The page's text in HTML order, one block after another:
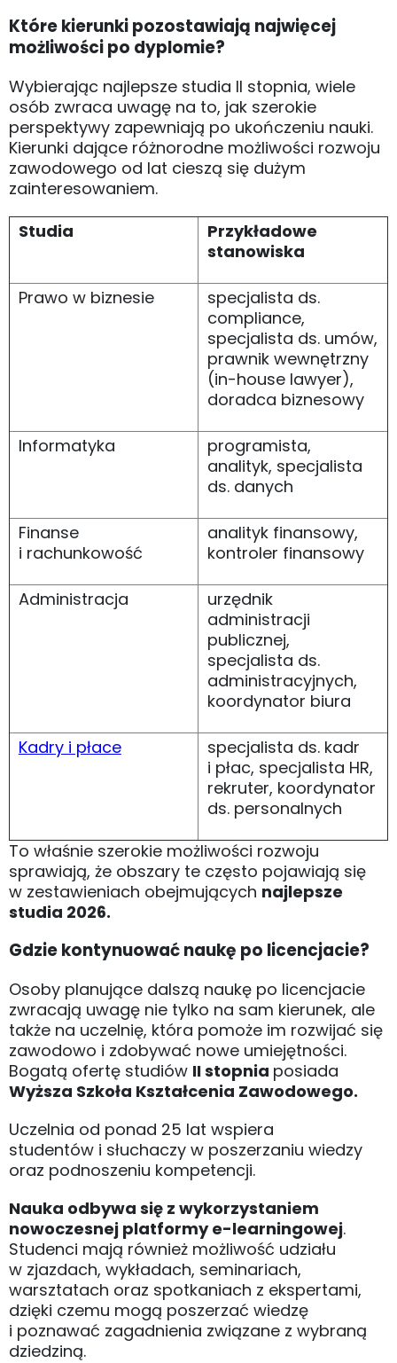
Które kierunki pozostawiają najwięcej
możliwości po dyplomie?
Wybierając najlepsze studia II stopnia, wiele
osób zwraca uwagę na to, jak szerokie
perspektywy zapewniają po ukończeniu nauki.
Kierunki dające różnorodne możliwości rozwoju
zawodowego od lat cieszą się dużym
zainteresowaniem.
Studia
Przykładowe
stanowiska
Prawo w biznesie
specjalista ds.
compliance,
specjalista ds. umów,
prawnik wewnętrzny
(in-house lawyer),
doradca biznesowy
Informatyka
programista,
analityk, specjalista
ds. danych
Finanse
i rachunkowość
analityk finansowy,
kontroler finansowy
Administracja
urzędnik
administracji
publicznej,
specjalista ds.
administracyjnych,
koordynator biura
Kadry i płace
specjalista ds. kadr
i płac, specjalista HR,
rekruter, koordynator
ds. personalnych
To właśnie szerokie możliwości rozwoju
sprawiają, że obszary te często pojawiają się
w zestawieniach obejmujących najlepsze
studia 2026.
Gdzie kontynuować naukę po licencjacie?
Osoby planujące dalszą naukę po licencjacie
zwracają uwagę nie tylko na sam kierunek, ale
także na uczelnię, która pomoże im rozwijać się
zawodowo i zdobywać nowe umiejętności.
Bogatą ofertę studiów II stopnia posiada
Wyższa Szkoła Kształcenia Zawodowego.
Uczelnia od ponad 25 lat wspiera
studentów i słuchaczy w poszerzaniu wiedzy
oraz podnoszeniu kompetencji.
Nauka odbywa się z wykorzystaniem
nowoczesnej platformy e-learningowej.
Studenci mają również możliwość udziału
w zjazdach, wykładach, seminariach,
warsztatach oraz spotkaniach z ekspertami,
dzięki czemu mogą poszerzać wiedzę
i poznawać zagadnienia związane z wybraną
dziedziną.